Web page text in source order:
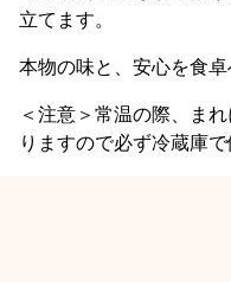
立てます。
本物の味と、安心を食卓
＜注意＞常温の際、ま
りますので必ず冷蔵庫